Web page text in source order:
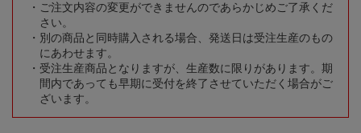
ご注文内容の変更ができませんのであらかじめご了承くだ
さい。
別の商品と同時購入される場合、発送日は受注生産のもの
にあわせます。
受注生産商品となりますが、生産数に限りがあります。期
間内であっても早期に受付を終了させていただく場合がご
ざいます。